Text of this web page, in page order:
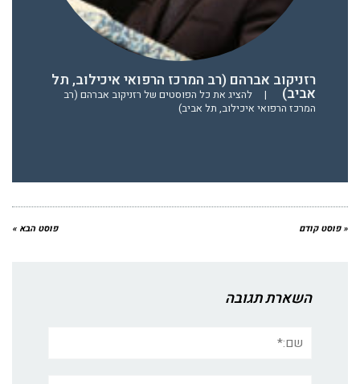
רזניקוב אברהם (רב המרכז הרפואי איכילוב, תל
אביב) |
להציג את כל הפוסטים של רזניקוב אברהם (רב
המרכז הרפואי איכילוב, תל אביב)
« פוסט קודם פוסט הבא »
השארת תגובה